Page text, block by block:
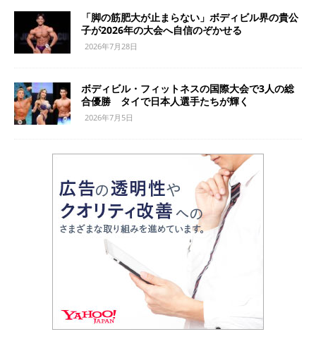
「脚の筋肥大が止まらない」ボディビル界の貴公
子が2026年の大会へ自信のぞかせる
2026年7月28日
ボディビル・フィットネスの国際大会で3人の総
合優勝 タイで日本人選手たちが輝く
2026年7月5日